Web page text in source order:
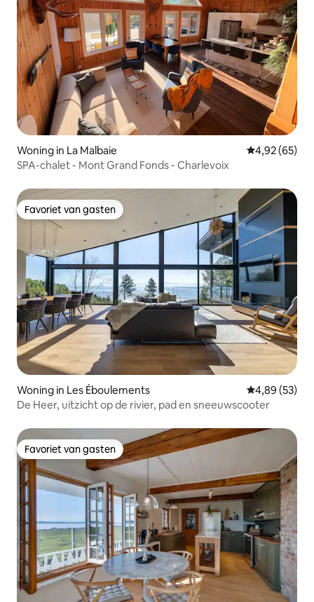
Woning in La Malbaie Gemiddelde
4,92 (65)
SPA-chalet - Mont Grand Fonds - Charlevoix
Favoriet van gasten
Favoriet van gasten
Woning in Les Éboulements Gemiddelde
4,89 (53)
De Heer, uitzicht op de rivier, pad en sneeuwscooter
Favoriet van gasten
Favoriet van gasten